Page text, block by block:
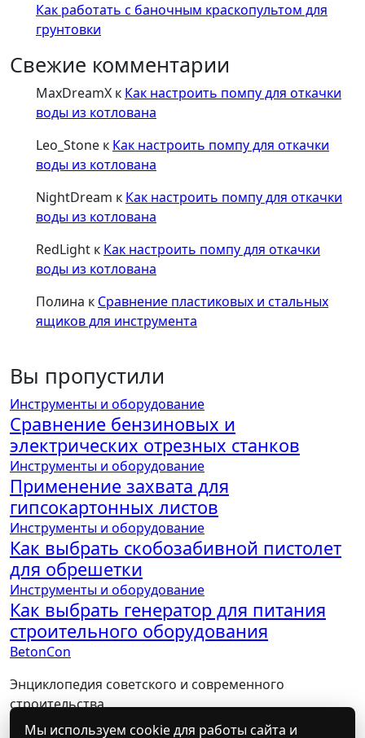
Как работать с баночным краскопультом для
грунтовки
Свежие комментарии
MaxDreamX к Как настроить помпу для откачки
воды из котлована
Leo_Stone к Как настроить помпу для откачки
воды из котлована
NightDream к Как настроить помпу для откачки
воды из котлована
RedLight к Как настроить помпу для откачки
воды из котлована
Полина к Сравнение пластиковых и стальных
ящиков для инструмента
Вы пропустили
Инструменты и оборудование
Сравнение бензиновых и
электрических отрезных станков
Инструменты и оборудование
Применение захвата для
гипсокартонных листов
Инструменты и оборудование
Как выбрать скобозабивной пистолет
для обрешетки
Инструменты и оборудование
Как выбрать генератор для питания
строительного оборудования
BetonCon
Энциклопедия советского и современного
строительства
Мы используем cookie для работы сайта и